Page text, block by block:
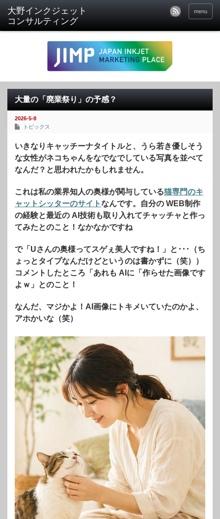
menu
大量の「廃業祭り」の予感？
2026-5-8
トピックス
いきなりキャッチーナタイトルと、うら若き優しそう
な女性がネコちゃんをなでなでしている写真を並べて
なんだ？と思われたかもしれません。
これは私の業界知人の奥様が関与している猫専門のキ
ャットシッターのサイトなんです。自分の WEB制作
の経験と最近の AI技術も取り入れてチャッチャと作っ
てみたとのこと！なかなかですね
で「Uさんの奥様ってスゲぇ美人ですね！」と･･･（ち
ょっとタイプなんだけどというのは書かずに（笑））
コメントしたところ「あれも AIに「作らせた画像です
よｗ」とのこと！
なんだ、マジかよ！AI画像にトキメいていたのかよ、
アホかいな（笑）